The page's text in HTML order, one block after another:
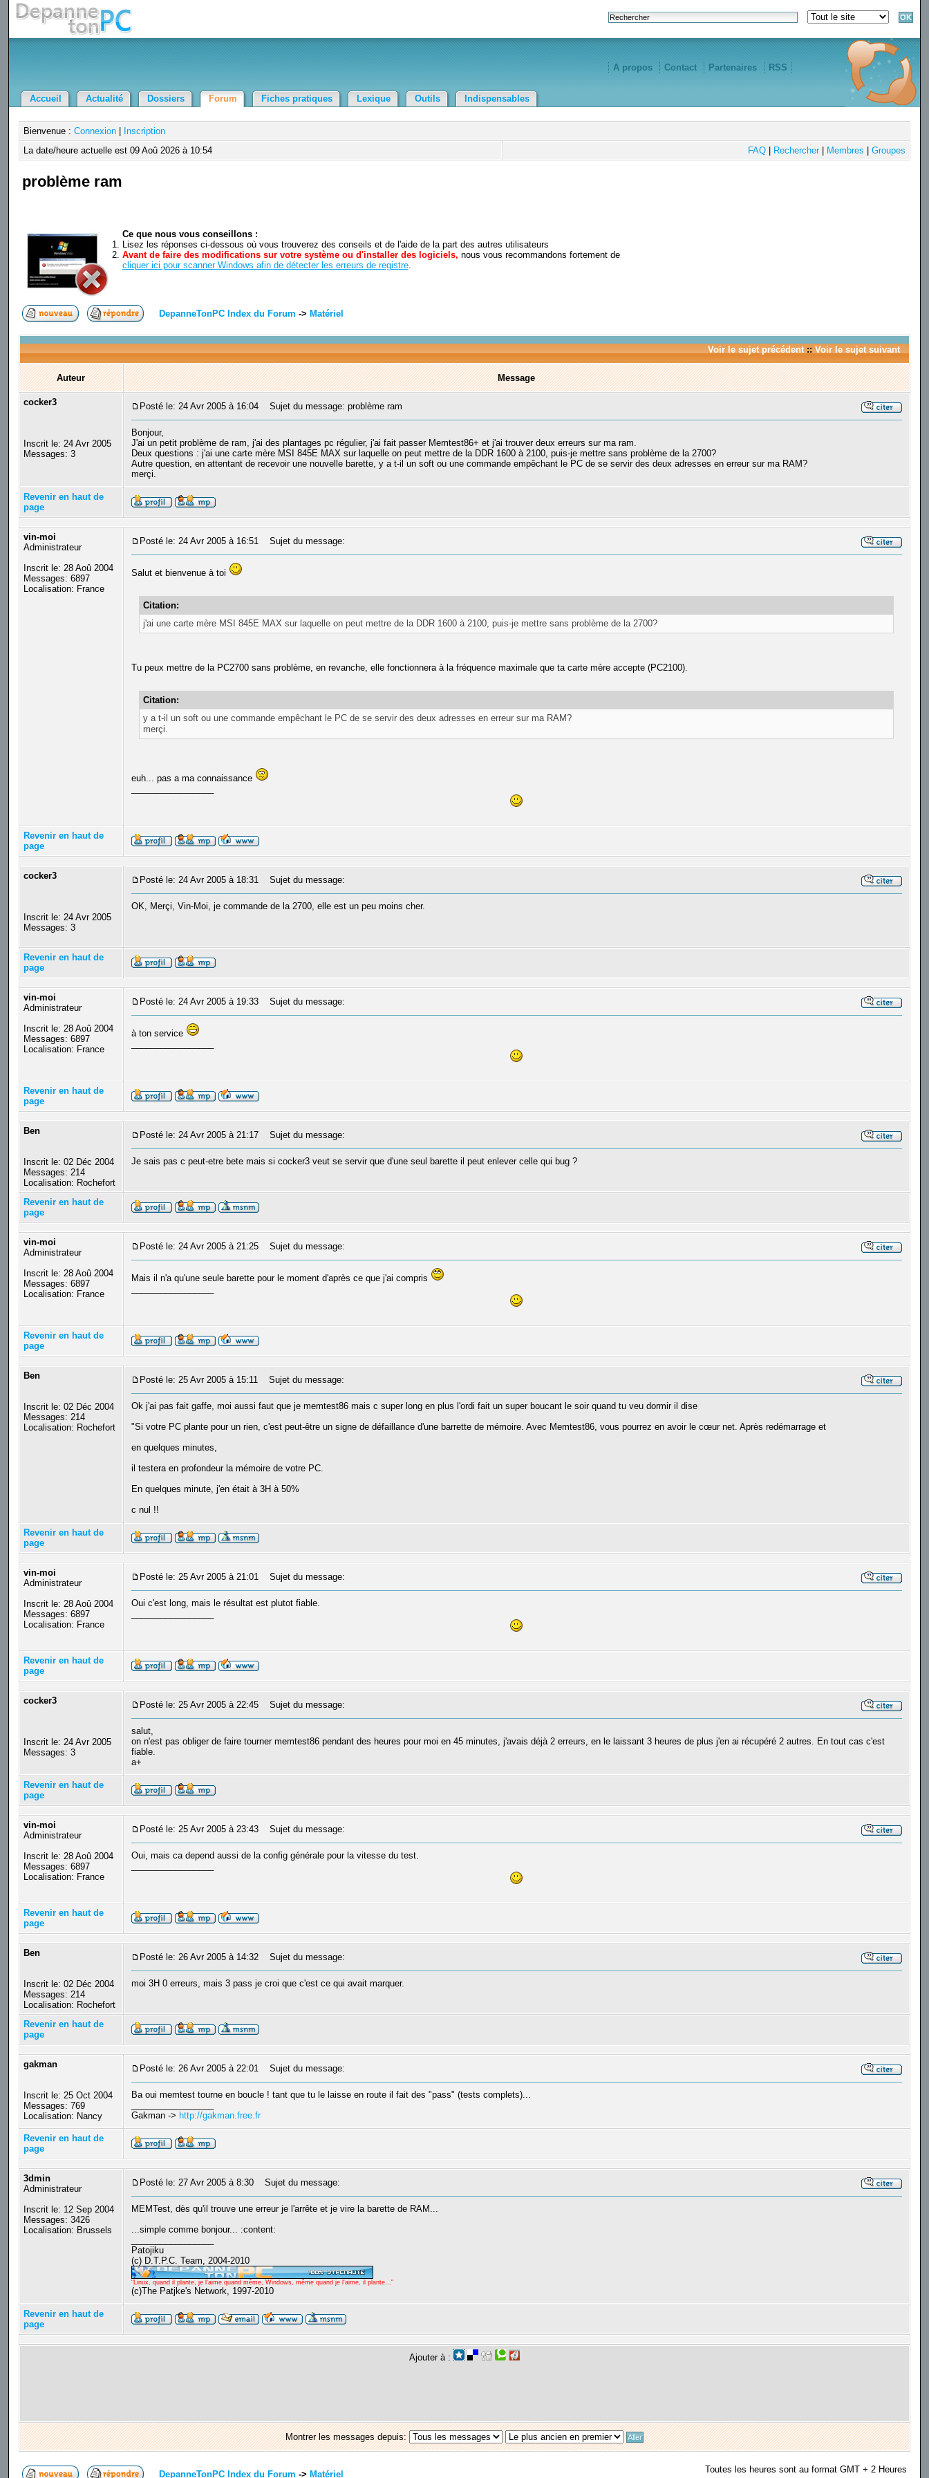
A propos Contact Partenaires RSS
Accueil Actualité Dossiers Forum Fiches pratiques Lexique Outils Indispensables
Bienvenue : Connexion|
Inscription
La date/heure actuelle est 09 Aoû 2026 à 10:54
FAQ| Rechercher| Membres Groupes
problème ram
Ce que nous vous conseillons :
Lisez les réponses ci-dessous où vous trouverez des conseils et de l'aide de la part des autres utilisateurs
Avant de faire des modifications sur votre système ou d'installer des logiciels, nous vous recommandons fortement de
cliquer ici pour scanner Windows afin de détecter les erreurs de registre.
DepanneTonPC Index du Forum -> Matériel
Voir le sujet précédent:: Voir le sujet suivant
Auteur Message
cocker3
Inscrit le: 24 Avr 2005
Messages: 3
Posté le: 24 Avr 2005 à 16:04 Sujet du message: problème ram
Bonjour,
J'ai un petit problème de ram, j'ai des plantages pc régulier, j'ai fait passer Memtest86+ et j'ai trouver deux erreurs sur ma ram.
Deux questions : j'ai une carte mère MSI 845E MAX sur laquelle on peut mettre de la DDR 1600 à 2100, puis-je mettre sans problème de la 2700?
Autre question, en attentant de recevoir une nouvelle barette, y a t-il un soft ou une commande empêchant le PC de se servir des deux adresses en erreur sur ma RAM?
merçi.
Revenir en haut de
page
vin-moi
Administrateur
Inscrit le: 28 Aoû 2004
Messages: 6897
Localisation: France
Posté le: 24 Avr 2005 à 16:51 Sujet du message:
Salut et bienvenue à toi
Citation:
j'ai une carte mère MSI 845E MAX sur laquelle on peut mettre de la DDR 1600 à 2100, puis-je mettre sans problème de la 2700?
Tu peux mettre de la PC2700 sans problème, en revanche, elle fonctionnera à la fréquence maximale que ta carte mère accepte (PC2100).
Citation:
y a t-il un soft ou une commande empêchant le PC de se servir des deux adresses en erreur sur ma RAM?
merçi.
euh... pas a ma connaissance
Revenir en haut de
page
cocker3
Inscrit le: 24 Avr 2005
Messages: 3
Posté le: 24 Avr 2005 à 18:31 Sujet du message:
OK, Merçi, Vin-Moi, je commande de la 2700, elle est un peu moins cher.
Revenir en haut de
page
vin-moi
Administrateur
Inscrit le: 28 Aoû 2004
Messages: 6897
Localisation: France
Posté le: 24 Avr 2005 à 19:33 Sujet du message:
à ton service
Revenir en haut de
page
Ben
Inscrit le: 02 Déc 2004
Messages: 214
Localisation: Rochefort
Posté le: 24 Avr 2005 à 21:17 Sujet du message:
Je sais pas c peut-etre bete mais si cocker3 veut se servir que d'une seul barette il peut enlever celle qui bug ?
Revenir en haut de
page
vin-moi
Administrateur
Inscrit le: 28 Aoû 2004
Messages: 6897
Localisation: France
Posté le: 24 Avr 2005 à 21:25 Sujet du message:
Mais il n'a qu'une seule barette pour le moment d'après ce que j'ai compris
Revenir en haut de
page
Ben
Inscrit le: 02 Déc 2004
Messages: 214
Localisation: Rochefort
Posté le: 25 Avr 2005 à 15:11 Sujet du message:
Ok j'ai pas fait gaffe, moi aussi faut que je memtest86 mais c super long en plus l'ordi fait un super boucant le soir quand tu veu dormir il dise
"Si votre PC plante pour un rien, c'est peut-être un signe de défaillance d'une barrette de mémoire. Avec Memtest86, vous pourrez en avoir le cœur net. Après redémarrage et
en quelques minutes,
il testera en profondeur la mémoire de votre PC.
En quelques minute, j'en était à 3H à 50%
c nul !!
Revenir en haut de
page
vin-moi
Administrateur
Inscrit le: 28 Aoû 2004
Messages: 6897
Localisation: France
Posté le: 25 Avr 2005 à 21:01 Sujet du message:
Oui c'est long, mais le résultat est plutot fiable.
Revenir en haut de
page
cocker3
Inscrit le: 24 Avr 2005
Messages: 3
Posté le: 25 Avr 2005 à 22:45 Sujet du message:
salut,
on n'est pas obliger de faire tourner memtest86 pendant des heures pour moi en 45 minutes, j'avais déjà 2 erreurs, en le laissant 3 heures de plus j'en ai récupéré 2 autres. En tout cas c'est
fiable.
a+
Revenir en haut de
page
vin-moi
Administrateur
Inscrit le: 28 Aoû 2004
Messages: 6897
Localisation: France
Posté le: 25 Avr 2005 à 23:43 Sujet du message:
Oui, mais ca depend aussi de la config générale pour la vitesse du test.
Revenir en haut de
page
Ben
Inscrit le: 02 Déc 2004
Messages: 214
Localisation: Rochefort
Posté le: 26 Avr 2005 à 14:32 Sujet du message:
moi 3H 0 erreurs, mais 3 pass je croi que c'est ce qui avait marquer.
Revenir en haut de
page
gakman
Inscrit le: 25 Oct 2004
Messages: 769
Localisation: Nancy
Posté le: 26 Avr 2005 à 22:01 Sujet du message:
Ba oui memtest tourne en boucle ! tant que tu le laisse en route il fait des "pass" (tests complets)...
Gakman -> http://gakman.free.fr
Revenir en haut de
page
3dmin
Administrateur
Inscrit le: 12 Sep 2004
Messages: 3426
Localisation: Brussels
Posté le: 27 Avr 2005 à 8:30 Sujet du message:
MEMTest, dès qu'il trouve une erreur je l'arrête et je vire la barette de RAM...
...simple comme bonjour... :content:
Patojiku
(c) D.T.P.C. Team, 2004-2010
"Linux, quand il plante, je l'aime quand même, Windows, même quand je l'aime, il plante..."
(c)The Patjke's Network, 1997-2010
Revenir en haut de
page
Ajouter à :
Montrer les messages depuis:
DepanneTonPC Index du Forum -> Matériel Toutes les heures sont au format GMT + 2 Heures